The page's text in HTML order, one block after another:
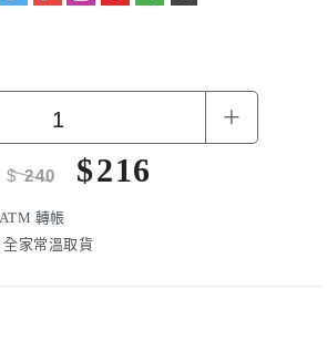
+
$240 $216
轉帳
家常溫取貨